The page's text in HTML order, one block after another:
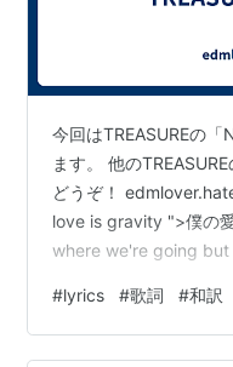
今回はTREASUREの「
ます。 他の
どうぞ！
love is gravity ">僕の
where we're going but
Talking like we got a
百万時間も無駄にす
#lyrics #歌詞 #和訳